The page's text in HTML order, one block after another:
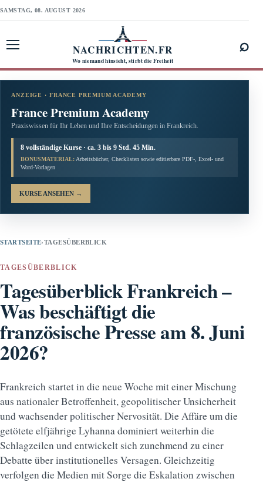
SAMSTAG, 08. AUGUST 2026
NACHRICHTEN.FR
Wo niemand hinsieht, stirbt die Freiheit
⌕
ANZEIGE · FRANCE PREMIUM ACADEMY
France Premium Academy
Praxiswissen für Ihr Leben und Ihre Entscheidungen in Frankreich.
8 vollständige Kurse · ca. 3 bis 9 Std. 45 Min.
BONUSMATERIAL: Arbeitsbücher, Checklisten sowie editierbare PDF-, Excel- und
Word-Vorlagen
KURSE ANSEHEN →
STARTSEITE›TAGESÜBERBLICK
TAGESÜBERBLICK
Tagesüberblick Frankreich –
Was beschäftigt die
französische Presse am 8. Juni
2026?
Frankreich startet in die neue Woche mit einer Mischung
aus nationaler Betroffenheit, geopolitischer Unsicherheit
und wachsender politischer Nervosität. Die Affäre um die
getötete elfjährige Lyhanna dominiert weiterhin die
Schlagzeilen und entwickelt sich zunehmend zu einer
Debatte über institutionelles Versagen. Gleichzeitig
verfolgen die Medien mit Sorge die Eskalation zwischen